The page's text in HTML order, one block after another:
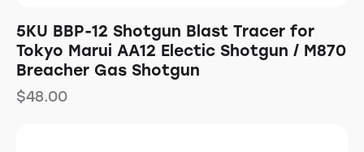
5KU BBP-12 Shotgun Blast Tracer for
Tokyo Marui AA12 Electic Shotgun / M870
Breacher Gas Shotgun
$48.00